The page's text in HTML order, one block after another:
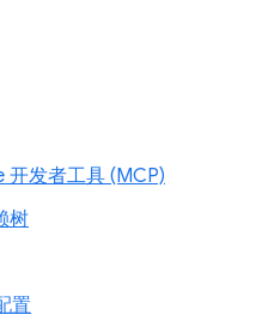
开发者工具 (MCP)
树
置